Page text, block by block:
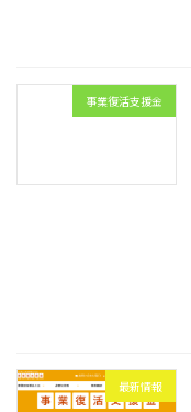
事業復活支援金
最新情報